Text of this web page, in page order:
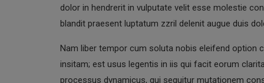
dolor in hendrerit in vulputate velit esse molestie
blandit praesent luptatum zzril delenit augue duis
Nam liber tempor cum soluta nobis eleifend option
insitam; est usus legentis in iis qui facit eorum
processus dynamicus, qui sequitur mutationem